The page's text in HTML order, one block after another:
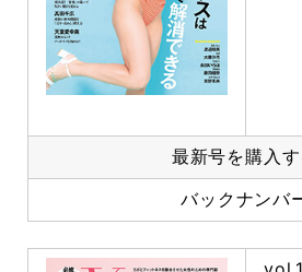
最新号を購入す
バックナンバ